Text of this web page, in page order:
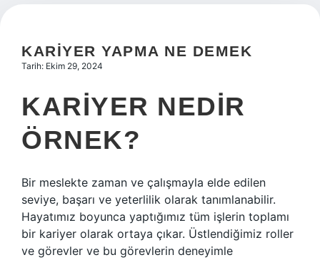
Hakkımızda
KARIYER YAPMA NE DEMEK
Tarih: Ekim 29, 2024
KARIYER NEDIR
ÖRNEK?
Bir meslekte zaman ve çalışmayla elde edilen
seviye, başarı ve yeterlilik olarak tanımlanabilir.
Hayatımız boyunca yaptığımız tüm işlerin toplamı
bir kariyer olarak ortaya çıkar. Üstlendiğimiz roller
ve görevler ve bu görevlerin deneyimle